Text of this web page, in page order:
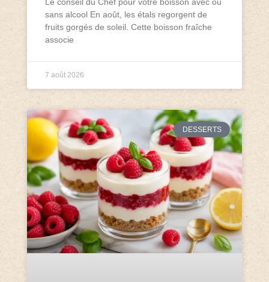
sans alcool En août, les étals regorgent de
fruits gorgés de soleil. Cette boisson fraîche
associe
7 août 2026
DESSERTS